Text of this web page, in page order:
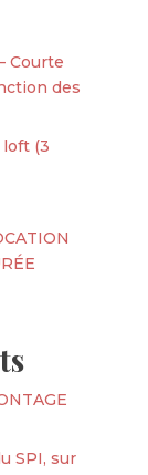
Courte
des
loft (3
SPI, sur